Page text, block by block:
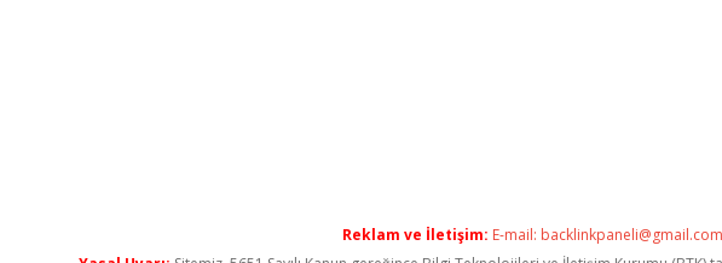
Reklam ve İletişim: E-mail: backlinkpaneli@gmail.com